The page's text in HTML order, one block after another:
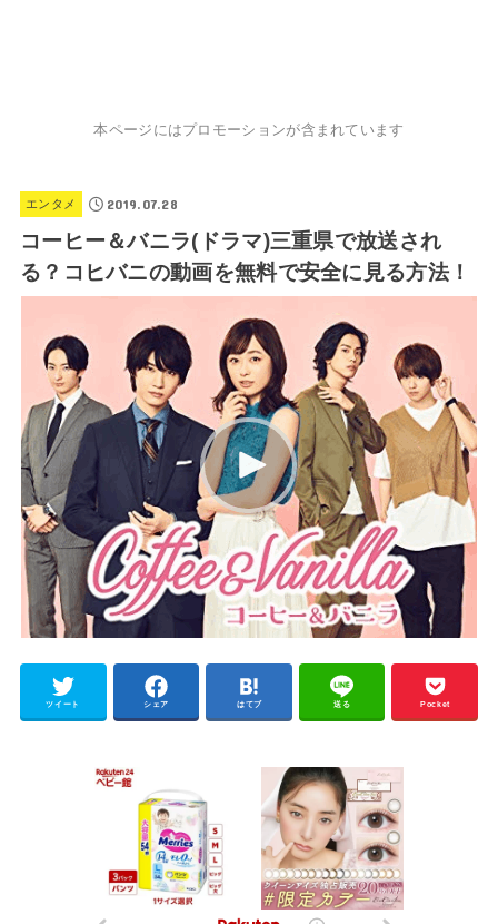
本ページにはプロモーションが含まれています
エンタメ 2019.07.28
コーヒー＆バニラ(ドラマ)三重県で放送され
る？コヒバニの動画を無料で安全に見る方法！
ツイート シェア はてブ 送る Pocket